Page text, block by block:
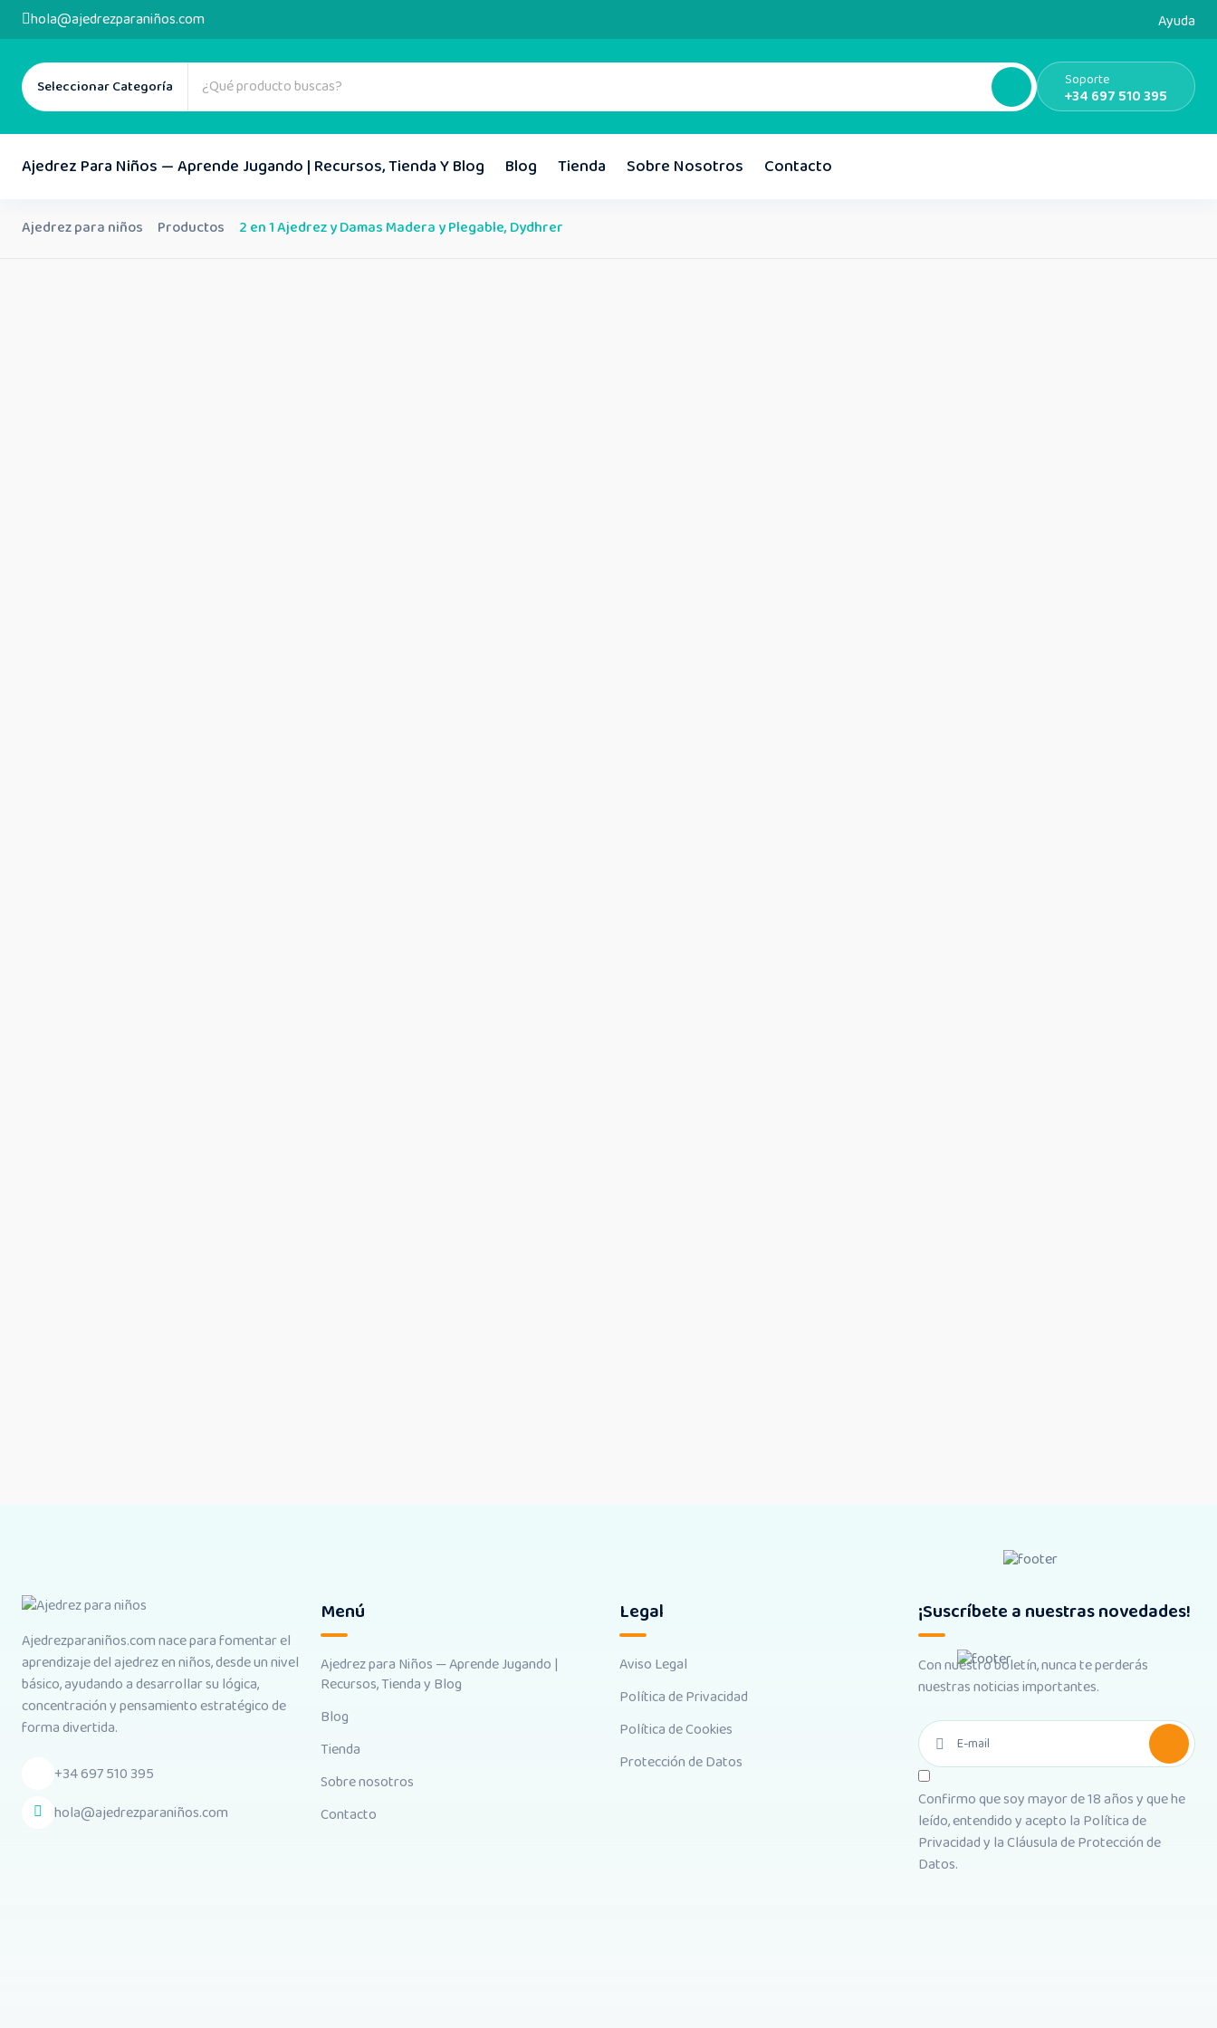
hola@ajedrezparaniños.com Ayuda
Seleccionar Categoría Soporte
+34 697 510 395
Ajedrez Para Niños — Aprende Jugando | Recursos, Tienda Y Blog Blog Tienda Sobre Nosotros Contacto
Ajedrez para niños Productos 2 en 1 Ajedrez y Damas Madera y Plegable, Dydhrer
Ajedrezparaniños.com nace para fomentar el
aprendizaje del ajedrez en niños, desde un nivel
básico, ayudando a desarrollar su lógica,
concentración y pensamiento estratégico de
forma divertida.
+34 697 510 395
hola@ajedrezparaniños.com
Menú
Ajedrez para Niños — Aprende Jugando |
Recursos, Tienda y Blog
Blog
Tienda
Sobre nosotros
Contacto
Legal
Aviso Legal
Política de Privacidad
Política de Cookies
Protección de Datos
¡Suscríbete a nuestras novedades!
Con nuestro boletín, nunca te perderás
nuestras noticias importantes.
Confirmo que soy mayor de 18 años y que he
leído, entendido y acepto la Política de
Privacidady laCláusula de Protección de
Datos.